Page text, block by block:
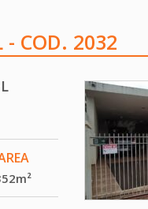
- COD. 2032